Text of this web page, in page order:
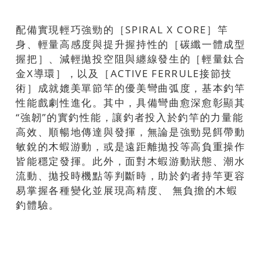
配備實現輕巧強勁的［SPIRAL X CORE］竿
身、輕量高感度與提升握持性的［碳纖一體成型
握把］、減輕拋投空阻與纏線發生的［輕量鈦合
金X導環］，以及［ACTIVE FERRULE接節技
術］成就媲美單節竿的優美彎曲弧度，基本釣竿
性能戲劇性進化。其中，具備彎曲愈深愈彰顯其
“強韌”的實釣性能，讓釣者投入於釣竿的力量能
高效、順暢地傳達與發揮，無論是強勁晃餌帶動
敏銳的木蝦游動，或是遠距離拋投等高負重操作
皆能穩定發揮。此外，面對木蝦游動狀態、潮水
流動、拋投時機點等判斷時，助於釣者持竿更容
易掌握各種變化並展現高精度、 無負擔的木蝦
釣體驗。